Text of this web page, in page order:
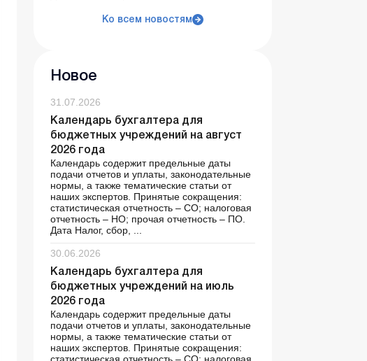
Ко всем новостям
Новое
31.07.2026
Календарь бухгалтера для
бюджетных учреждений на август
2026 года
Календарь содержит предельные даты
подачи отчетов и уплаты, законодательные
нормы, а также тематические статьи от
наших экспертов. Принятые сокращения:
статистическая отчетность – СО; налоговая
отчетность – НО; прочая отчетность – ПО.
Дата Налог, сбор, ...
30.06.2026
Календарь бухгалтера для
бюджетных учреждений на июль
2026 года
Календарь содержит предельные даты
подачи отчетов и уплаты, законодательные
нормы, а также тематические статьи от
наших экспертов. Принятые сокращения: